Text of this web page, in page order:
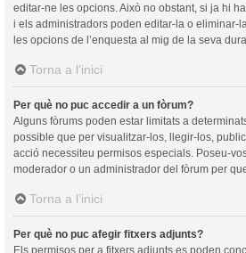
editar-ne les opcions. Això no obstant, si ja hi
i els administradors poden editar-la o eliminar-
les opcions de l’enquesta al mig de la seva
Torna a l’inici
Per què no puc accedir a un fòrum?
Alguns fòrums poden estar limitats a
possible que per visualitzar-los, llegir-los,
acció necessiteu permisos especials. Poseu-
moderador o un administrador del fòrum per
Torna a l’inici
Per què no puc afegir fitxers adjunts?
Els permisos per a fitxers adjunts es poden